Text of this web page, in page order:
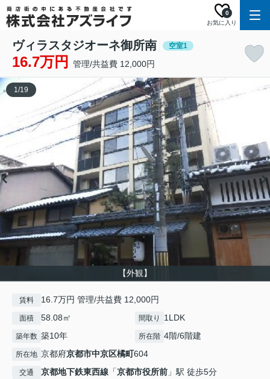
お気に入り
0
ヴィラスタジオーネ御所南 空室1
16.7万円 管理/共益費 12,000円
【外観】
1/19
賃料 16.7万円 管理/共益費 12,000円
面積 58.08㎡ 間取り 1LDK
築年数 築10年 所在階 4階/6階建
所在地 京都府京都市中京区橘町604
交通 京都地下鉄東西線 「京都市役所前 」駅 徒歩5分